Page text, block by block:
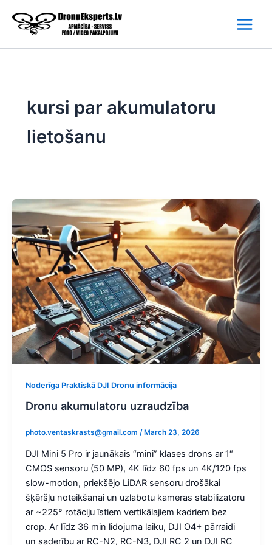
content
kursi par akumulatoru
lietošanu
Noderīga Praktiskā DJI Dronu informācija
Dronu akumulatoru uzraudzība
photo.ventaskrasts@gmail.com / March 23, 2026
DJI Mini 5 Pro ir jaunākais “mini” klases drons ar 1″
CMOS sensoru (50 MP), 4K līdz 60 fps un 4K/120 fps
slow-motion, priekšējo LiDAR sensoru drošākai
šķēršļu noteikšanai un uzlabotu kameras stabilizatoru
ar ~225° rotāciju īstiem vertikālajiem kadriem bez
crop. Ar līdz 36 min lidojuma laiku, DJI O4+ pārraidi
un saderību ar RC-N2, RC-N3, DJI RC 2 un DJI RC